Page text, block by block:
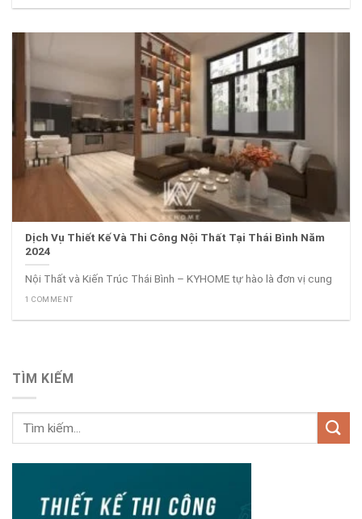
Dịch Vụ Thiết Kế Và Thi Công Nội Thất Tại Thái Bình Năm
2024
Nội Thất và Kiến Trúc Thái Bình – KYHOME tự hào là đơn vị cung
1 COMMENT
TÌM KIẾM